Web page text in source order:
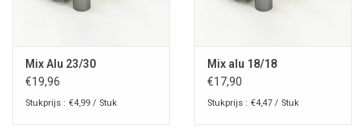
Mix Alu 23/30
€19,96
Stukprijs : €4,99 / Stuk
Mix alu 18/18
€17,90
Stukprijs : €4,47 / Stuk